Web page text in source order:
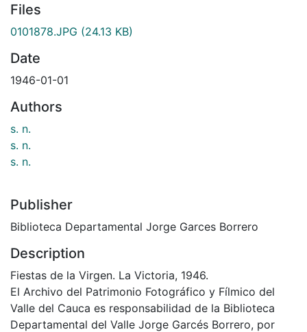
Files
0101878.JPG (24.13 KB)
Date
1946-01-01
Authors
s. n.
s. n.
s. n.
Publisher
Biblioteca Departamental Jorge Garces Borrero
Description
Fiestas de la Virgen. La Victoria, 1946.
El Archivo del Patrimonio Fotográfico y Fílmico del
Valle del Cauca es responsabilidad de la Biblioteca
Departamental del Valle Jorge Garcés Borrero, por